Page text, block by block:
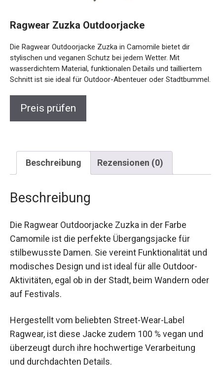
stylischen und veganen Schutz bei jedem Wetter. Mit
wasserdichtem Material, funktionalen Details und tailliertem
Schnitt ist sie ideal für Outdoor-Abenteuer oder
Stadtbummel.
Preis prüfen
Beschreibung Rezensionen (0)
Beschreibung
Die Ragwear Outdoorjacke Zuzka in der Farbe
Camomile ist die perfekte Übergangsjacke für
stilbewusste Damen. Sie vereint Funktionalität
und modisches Design und ist ideal für alle
Outdoor-Aktivitäten, egal ob in der Stadt, beim
Wandern oder auf Festivals.
Hergestellt vom beliebten Street-Wear-Label
Ragwear, ist diese Jacke zudem 100 % vegan und
überzeugt durch ihre hochwertige Verarbeitung
und durchdachten Details.